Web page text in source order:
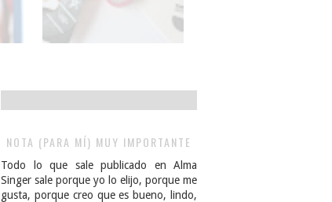
NOTA (PARA MÍ) MUY IMPORTANTE
Todo lo que sale publicado en Alma
Singer sale porque yo lo elijo, porque me
gusta, porque creo que es bueno, lindo,